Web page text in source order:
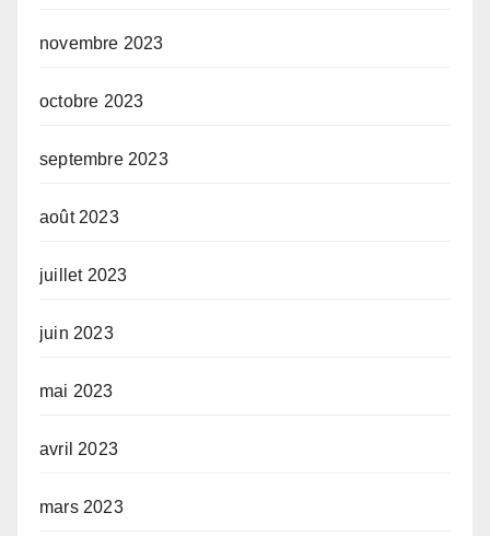
novembre 2023
octobre 2023
septembre 2023
août 2023
juillet 2023
juin 2023
mai 2023
avril 2023
mars 2023